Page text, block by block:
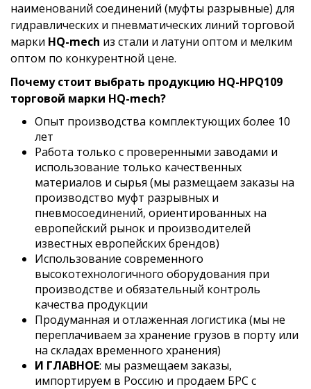
наименований соединений (муфты разрывные) для
гидравлических и пневматических линий торговой
марки HQ-mech из стали и латуни оптом и мелким
оптом по конкурентной цене.
Почему стоит выбрать продукцию HQ-HPQ109
торговой марки HQ-mech?
Опыт производства комплектующих более 10
лет
Работа только с проверенными заводами и
использование только качественных
материалов и сырья (мы размещаем заказы на
производство муфт разрывных и
пневмосоединений, ориентированных на
европейский рынок и производителей
известных европейских брендов)
Использование современного
высокотехнологичного оборудования при
производстве и обязательный контроль
качества продукции
Продуманная и отлаженная логистика (мы не
переплачиваем за хранение грузов в порту или
на складах временного хранения)
И ГЛАВНОЕ: мы размещаем заказы,
импортируем в Россию и продаем БРС с